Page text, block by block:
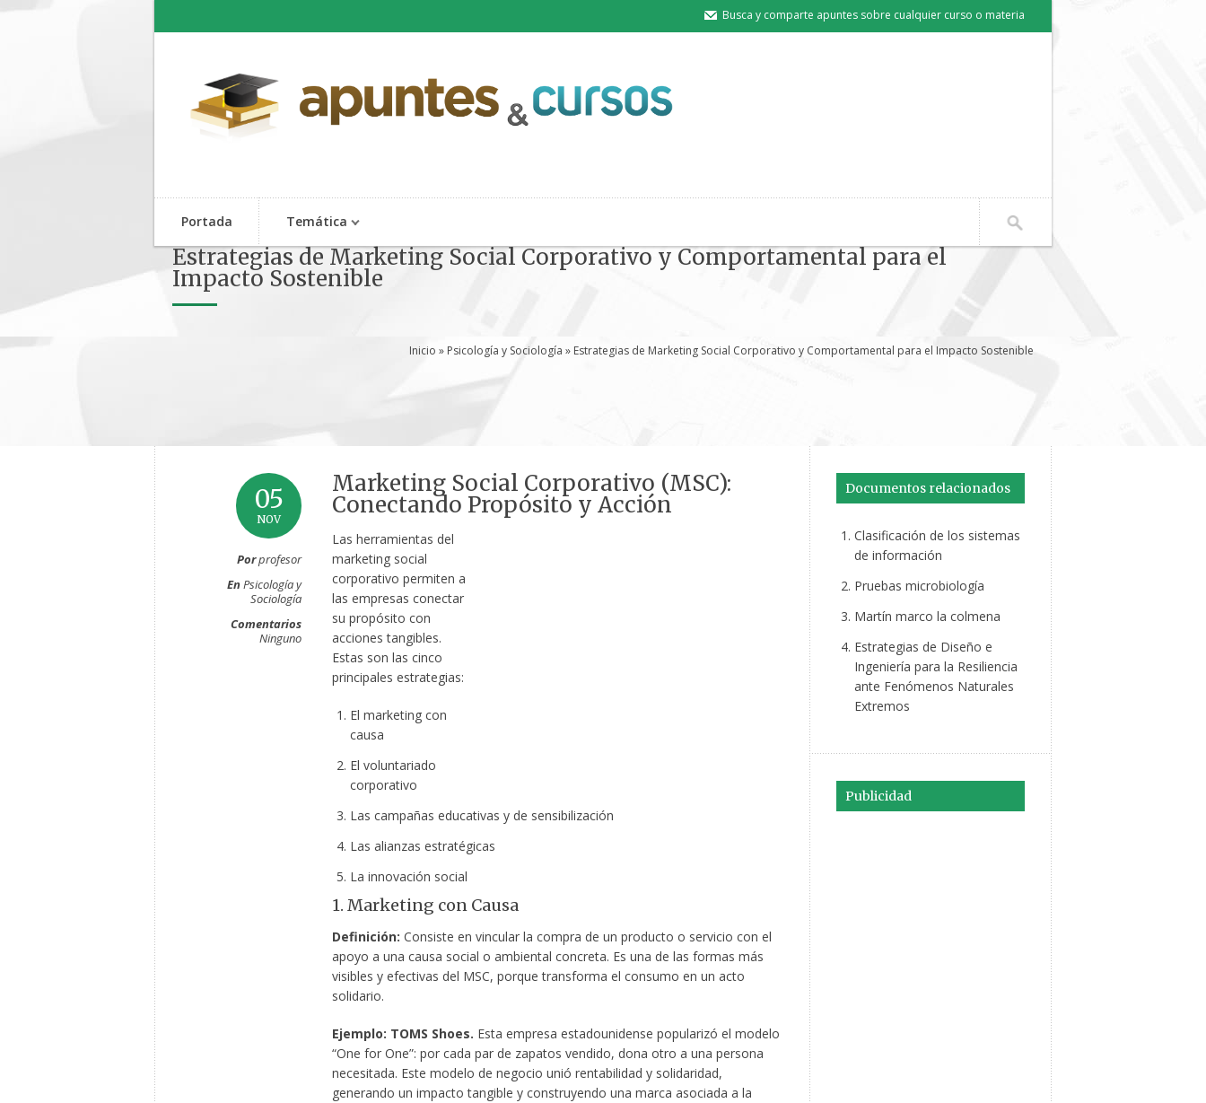
Busca y comparte apuntes sobre cualquier curso o materia
Portada Temática
Estrategias de Marketing Social Corporativo y Comportamental para el
Impacto Sostenible
Inicio » Psicología y Sociología » Estrategias de Marketing Social Corporativo y Comportamental para el Impacto Sostenible
05
NOV
Porprofesor
EnPsicología y
Sociología
Comentarios
Ninguno
Marketing Social Corporativo (MSC):
Conectando Propósito y Acción
Las herramientas del
marketing social
corporativo permiten a
las empresas conectar
su propósito con
acciones tangibles.
Estas son las cinco
principales estrategias:
El marketing con
causa
El voluntariado
corporativo
Las campañas educativas y de sensibilización
Las alianzas estratégicas
La innovación social
1. Marketing con Causa
Definición: Consiste en vincular la compra de un producto o servicio con el
apoyo a una causa social o ambiental concreta. Es una de las formas más
visibles y efectivas del MSC, porque transforma el consumo en un acto
solidario.
Ejemplo: TOMS Shoes. Esta empresa estadounidense popularizó el modelo
“One for One”: por cada par de zapatos vendido, dona otro a una persona
necesitada. Este modelo de negocio unió rentabilidad y solidaridad,
generando un impacto tangible y construyendo una marca asociada a la
Documentos relacionados
Clasificación de los sistemas
de información
Pruebas microbiología
Martín marco la colmena
Estrategias de Diseño e
Ingeniería para la Resiliencia
ante Fenómenos Naturales
Extremos
Publicidad